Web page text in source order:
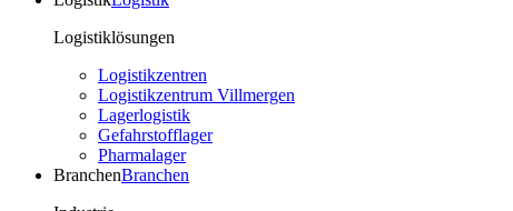
Logistiklösungen
Logistikzentren
Logistikzentrum Villmergen
Lagerlogistik
Gefahrstofflager
Pharmalager
BranchenBranchen